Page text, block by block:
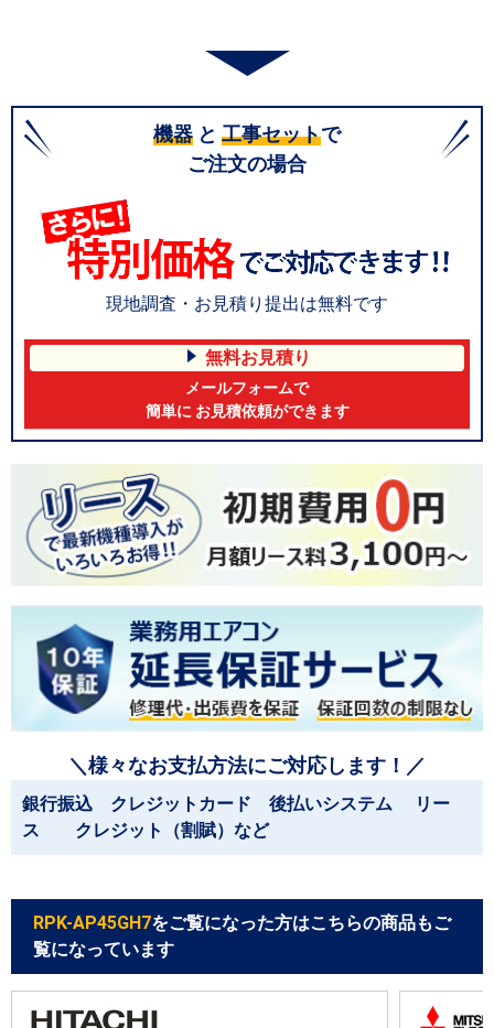
機器 と 工事セットで
ご注文の場合
現地調査・お見積り提出は無料です
無料お見積り
メールフォームで
簡単に お見積依頼ができます
＼様々なお支払方法にご対応します！／
銀行振込 クレジットカード 後払いシステム リー
ス クレジット（割賦）など
RPK-AP45GH7をご覧になった方はこちらの商品もご
覧になっています